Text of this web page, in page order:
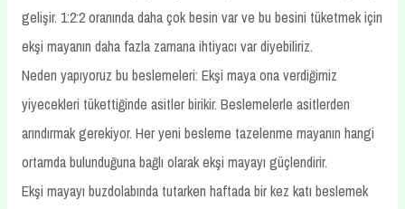
gelişir. 1:2:2 oranında daha çok besin var ve bu besini tüketmek için
ekşi mayanın daha fazla zamana ihtiyacı var diyebiliriz.
Neden yapıyoruz bu beslemeleri: Ekşi maya ona verdiğimiz
yiyecekleri tükettiğinde asitler birikir. Beslemelerle asitlerden
arındırmak gerekiyor. Her yeni besleme tazelenme mayanın hangi
ortamda bulunduğuna bağlı olarak ekşi mayayı güçlendirir.
Ekşi mayayı buzdolabında tutarken haftada bir kez katı beslemek